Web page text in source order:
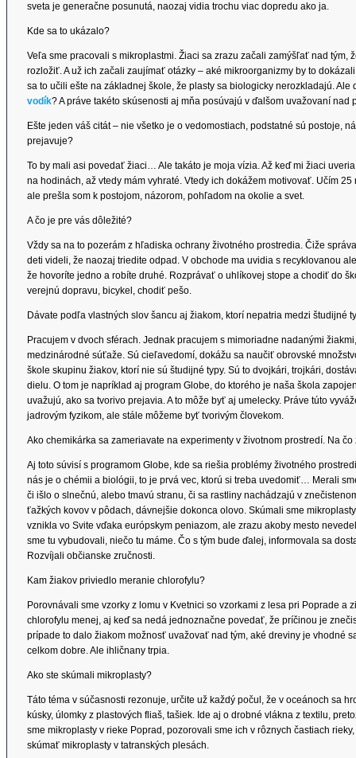
sveta je generačne posunutá, naozaj vidia trochu viac dopredu ako ja.
Kde sa to ukázalo?
Veľa sme pracovali s mikroplastmi. Žiaci sa zrazu začali zamýšľať nad
rozložiť. A už ich začali zaujímať otázky – aké mikroorganizmy by to
sa to učili ešte na základnej škole, že plasty sa biologicky nerozkladajú.
vodík? A práve takéto skúsenosti aj mňa posúvajú v ďalšom uvažovaní nad
Ešte jeden váš citát – nie všetko je o vedomostiach, podstatné sú postoje,
prejavuje?
To by mali asi povedať žiaci… Ale takáto je moja vízia. Až keď mi žiaci
na hodinách, až vtedy mám vyhraté. Vtedy ich dokážem motivovať. Učím
ale prešla som k postojom, názorom, pohľadom na okolie a svet.
A čo je pre vás dôležité?
Vždy sa na to pozerám z hľadiska ochrany životného prostredia. Čiže
deti videli, že naozaj triedite odpad. V obchode ma uvidia s recyklovanou
že hovoríte jedno a robíte druhé. Rozprávať o uhlíkovej stope a chodiť do
verejnú dopravu, bicykel, chodiť pešo.
Dávate podľa vlastných slov šancu aj žiakom, ktorí nepatria medzi študijné
Pracujem v dvoch sférach. Jednak pracujem s mimoriadne nadanými
medzinárodné súťaže. Sú cieľavedomí, dokážu sa naučiť obrovské
škole skupinu žiakov, ktorí nie sú študijné typy. Sú to dvojkári, trojkári,
dielu. O tom je napríklad aj program Globe, do ktorého je naša škola
uvažujú, ako sa tvorivo prejavia. A to môže byť aj umelecky. Práve túto
jadrovým fyzikom, ale stále môžeme byť tvorivým človekom.
Ako chemikárka sa zameriavate na experimenty v životnom prostredí. Na
Aj toto súvisí s programom Globe, kde sa riešia problémy životného
nás je o chémii a biológii, to je prvá vec, ktorú si treba uvedomiť… Merali
či išlo o slnečnú, alebo tmavú stranu, či sa rastliny nachádzajú v
ťažkých kovov v pôdach, dávnejšie dokonca olovo. Skúmali sme
vznikla vo Svite vďaka európskym peniazom, ale zrazu akoby mesto
sme tu vybudovali, niečo tu máme. Čo s tým bude ďalej, informovala sa
Rozvíjali občianske zručnosti.
Kam žiakov priviedlo meranie chlorofylu?
Porovnávali sme vzorky z lomu v Kvetnici so vzorkami z lesa pri Poprade a
chlorofylu menej, aj keď sa nedá jednoznačne povedať, že príčinou je
prípade to dalo žiakom možnosť uvažovať nad tým, aké dreviny je vhodné
celkom dobre. Ale ihličnany trpia.
Ako ste skúmali mikroplasty?
Táto téma v súčasnosti rezonuje, určite už každý počul, že v oceánoch sa
kúsky, úlomky z plastových fliaš, tašiek. Ide aj o drobné vlákna z textilu,
sme mikroplasty v rieke Poprad, pozorovali sme ich v rôznych častiach
skúmať mikroplasty v tatranských plesách.